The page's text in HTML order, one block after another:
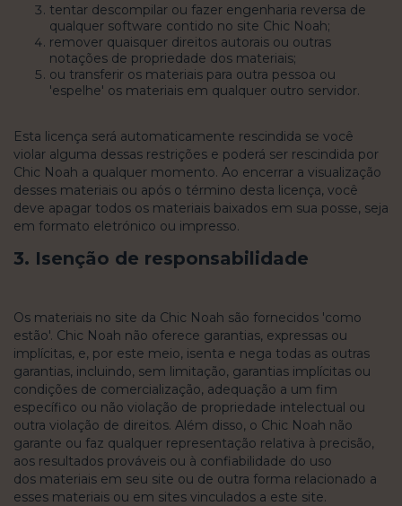
tentar descompilar ou fazer engenharia reversa de
qualquer software contido no site Chic Noah;
remover quaisquer direitos autorais ou outras
notações de propriedade dos materiais;
ou transferir os materiais para outra pessoa ou
'espelhe' os materiais em qualquer outro servidor.
Esta licença será automaticamente rescindida se você
violar alguma dessas restrições e poderá ser rescindida por
Chic Noah a qualquer momento. Ao encerrar a visualização
desses materiais ou após o término desta licença, você
deve apagar todos os materiais baixados em sua posse, seja
em formato eletrónico ou impresso.
3. Isenção de responsabilidade
Os materiais no site da Chic Noah são fornecidos 'como
estão'. Chic Noah não oferece garantias, expressas ou
implícitas, e, por este meio, isenta e nega todas as outras
garantias, incluindo, sem limitação, garantias implícitas ou
condições de comercialização, adequação a um fim
específico ou não violação de propriedade intelectual ou
outra violação de direitos. Além disso, o Chic Noah não
garante ou faz qualquer representação relativa à precisão,
aos resultados prováveis ​​ou à confiabilidade do uso
dos materiais em seu site ou de outra forma relacionado a
esses materiais ou em sites vinculados a este site.